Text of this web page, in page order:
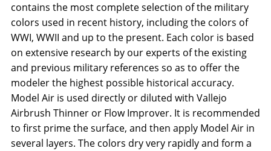
contains the most complete selection of the military
colors used in recent history, including the colors of
WWI, WWII and up to the present. Each color is based
on extensive research by our experts of the existing
and previous military references so as to offer the
modeler the highest possible historical accuracy.
Model Air is used directly or diluted with Vallejo
Airbrush Thinner or Flow Improver. It is recommended
to first prime the surface, and then apply Model Air in
several layers. The colors dry very rapidly and form a